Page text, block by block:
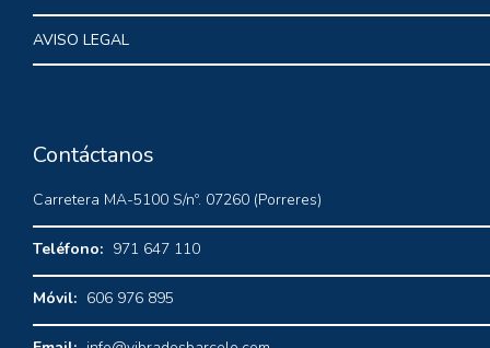
AVISO LEGAL
Contáctanos
Carretera MA-5100 S/nº. 07260 (Porreres)
Teléfono: 971 647 110
Móvil: 606 976 895